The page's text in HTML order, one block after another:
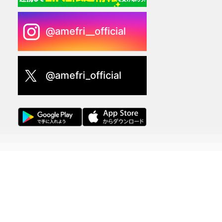
@amefri__official
@amefri_official